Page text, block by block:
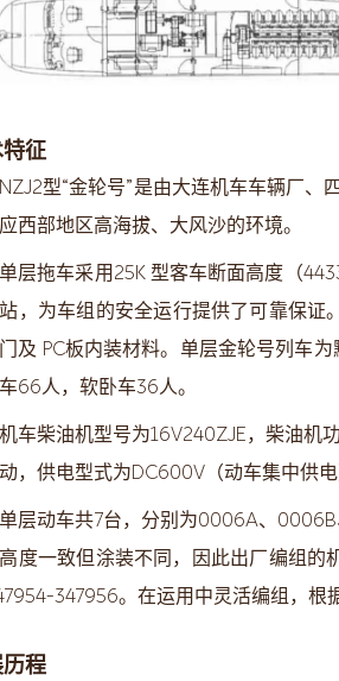
征
NZJ2型“金轮号”是由大连机车车辆厂
西部地区高海拔、大风沙的环境。
单层拖车采用25K 型客车断面高度（
，为车组的安全运行提供了可靠保
及 PC板内装材料。单层金轮号列车
66人，软卧车36人。
机车柴油机型号为16V240ZJE，柴油机
，供电型式为DC600V（动车集中供电
单层动车共7台，分别为0006A、
度一致但涂装不同，因此出厂编组的
347956。在运用中灵活编组，根
程